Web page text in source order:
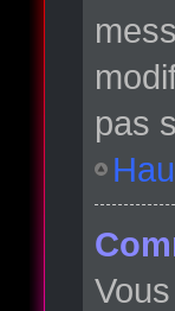
pas